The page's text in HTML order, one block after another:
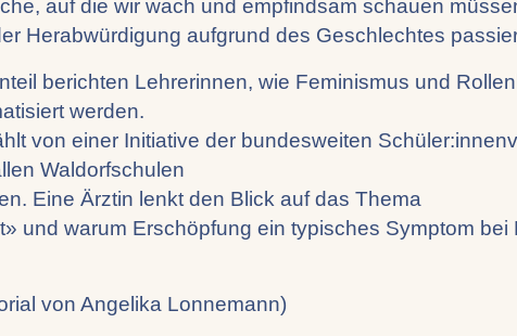
auf die wir wach und empfindsam schauen
Herabwürdigung aufgrund des Geschlechtes
berichten Lehrerinnen, wie Feminismus und
werden.
von einer Initiative der bundesweiten
Waldorfschulen
Eine Ärztin lenkt den Blick auf das Thema
und warum Erschöpfung ein typisches Symptom bei
von Angelika Lonnemann)